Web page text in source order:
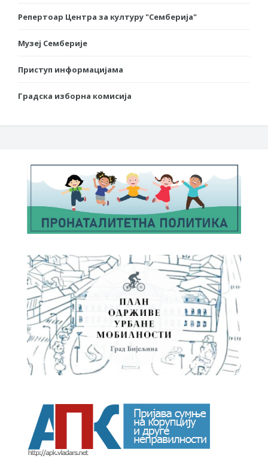
Репертоар Центра за културу "Семберија"
Музеј Семберије
Приступ информацијама
Градска изборна комисија